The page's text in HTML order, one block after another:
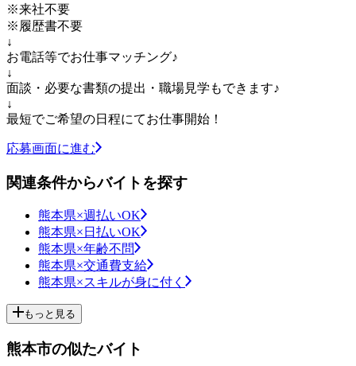
※来社不要
※履歴書不要
↓
お電話等でお仕事マッチング♪
↓
面談・必要な書類の提出・職場見学もできます♪
↓
最短でご希望の日程にてお仕事開始！
応募画面に進む
関連条件からバイトを探す
熊本県×週払いOK
熊本県×日払いOK
熊本県×年齢不問
熊本県×交通費支給
熊本県×スキルが身に付く
もっと見る
熊本市の似たバイト